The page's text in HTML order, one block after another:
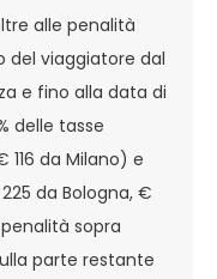
alle penalità
del viaggiatore dal
e fino alla data di
delle tasse
da Milano) e
da Bologna, €
sopra
parte restante